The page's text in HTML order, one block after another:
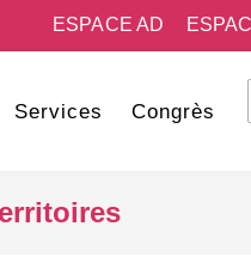
ESPACE AD
Services Congrès